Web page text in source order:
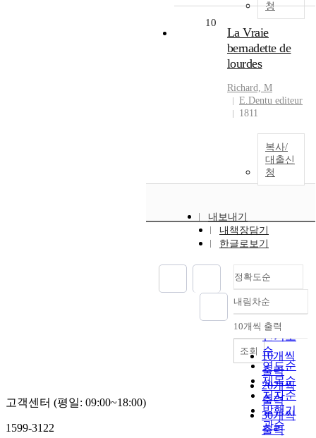
청
10
La Vraie
bernadette de
lourdes
Richard, M
E.Dentu editeur
1811
복사/
대출신
청
내보내기
내책장담기
한글로보기
정확도순
정확도
순
인기도
순
연도순
제목순
저자순
발행기
관순
내림차순
내림차순
10개씩 출력
10개씩
출력
20개씩
출력
30개씩
출력
조회
고객센터 (평일: 09:00~18:00)
1599-3122